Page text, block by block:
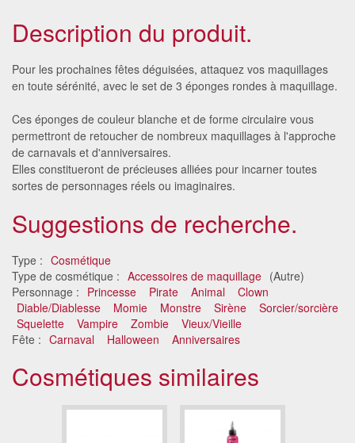
Description du produit.
Pour les prochaines fêtes déguisées, attaquez vos maquillages
en toute sérénité, avec le set de 3 éponges rondes à maquillage.
Ces éponges de couleur blanche et de forme circulaire vous
permettront de retoucher de nombreux maquillages à l'approche
de carnavals et d'anniversaires.
Elles constitueront de précieuses alliées pour incarner toutes
sortes de personnages réels ou imaginaires.
Suggestions de recherche.
Type : Cosmétique
Type de cosmétique : Accessoires de maquillage (Autre)
Personnage : Princesse Pirate Animal
Clown
Diable/Diablesse
Momie Monstre Sirène
Sorcier/sorcière
Squelette
Vampire Zombie
Vieux/Vieille
Fête : Carnaval Halloween Anniversaires
Cosmétiques similaires